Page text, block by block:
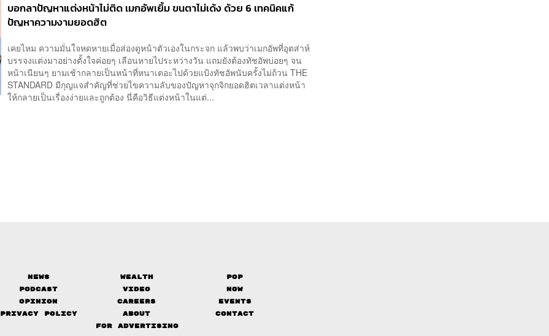
บอกลาปัญหาแต่งหน้าไม่ติด เมกอัพเยิ้ม ขนตาไม่เด้ง ด้วย 6 เทคนิคแก้
ปัญหาความงามยอดฮิต
เคยไหม ความมั่นใจหดหายเมื่อส่องดูหน้าตัวเองในกระจก แล้วพบว่าเมกอัพที่อุตส่าห์
บรรจงแต่งมาอย่างตั้งใจค่อยๆ เลือนหายไประหว่างวัน แถมยังต้องทัชอัพบ่อยๆ จน
หน้าเนียนๆ ยามเช้ากลายเป็นหน้าที่หนาเตอะไปด้วยแป้งทัชอัพนับครั้งไม่ถ้วน THE
STANDARD มีกุญแจสำคัญที่ช่วยไขความลับของปัญหาจุกจิกยอดฮิตเวลาแต่งหน้า
ให้กลายเป็นเรื่องง่ายและถูกต้อง นี่คือวิธีแต่งหน้าในแต่...
News Wealth
Pop
Podcast
Video
Now
Opinion
Careers
Events
Privacy Policy
About
Contact
FOR ADVERTISING